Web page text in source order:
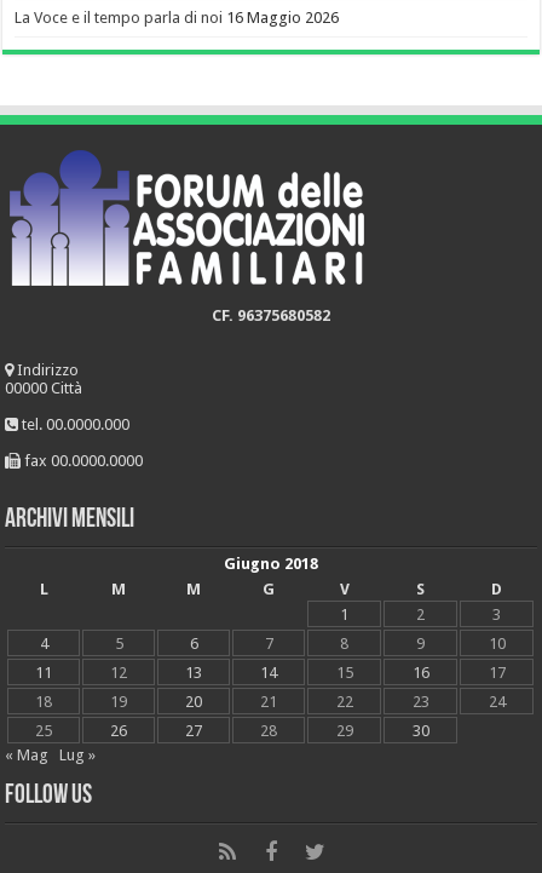
La Voce e il tempo parla di noi 16 Maggio 2026
CF. 96375680582
Indirizzo
00000 Città
tel. 00.0000.000
fax 00.0000.0000
Archivi mensili
Giugno 2018
L
M M G V S
D
1
2
3
4
5 6 7 8 9
10
11
12 13 14 15 16
17
18
19 20 21 22 23
24
25
26 27 28 29
30
« Mag
Lug »
Follow Us